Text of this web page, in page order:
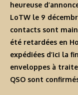
heureuse
LoTW le 9
contacts sont
été retardées en
expédiées d’ici la
enveloppes à
QSO sont